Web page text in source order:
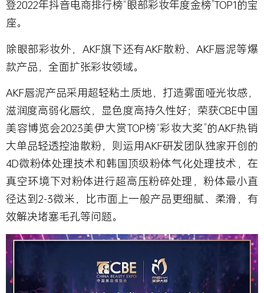
登2022年抖音电商排行榜“眼部彩妆年度金榜”TOP1的宝
座。
除眼部彩妆外，AKF旗下还有AKF散粉、AKF唇泥等爆
款产品，全面扩张彩妆领域。
AKF唇泥产品采用超轻粘土质地，打造雾面哑光妆感，
滋润度高弱化唇纹，显色度高持久性好；荣获CBE中国
美容博览会2023美伊大赏TOP榜“彩妆大奖”的AKF热销
大单品轻透控油散粉，则运用AKF研发团队独家开创的
4D微粉体处理技术和韩国顶级粉体气化处理技术，在
真空环境下对粉体进行超高压粉碎处理，粉体最小直
径达到2-3微米，比市面上一般产品更细腻、柔滑，有
效解决堵塞毛孔等问题。